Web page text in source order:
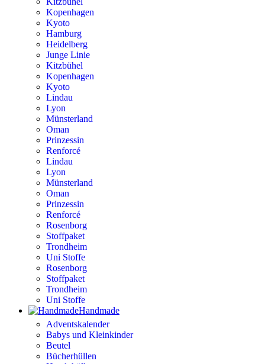
Kopenhagen
Kyoto
Hamburg
Heidelberg
Junge Linie
Kitzbühel
Kopenhagen
Kyoto
Lindau
Lyon
Münsterland
Oman
Prinzessin
Renforcé
Lindau
Lyon
Münsterland
Oman
Prinzessin
Renforcé
Rosenborg
Stoffpaket
Trondheim
Uni Stoffe
Rosenborg
Stoffpaket
Trondheim
Uni Stoffe
Handmade
Adventskalender
Babys und Kleinkinder
Beutel
Bücherhüllen